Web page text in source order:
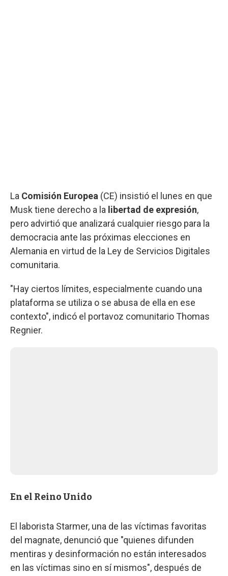
La Comisión Europea (CE) insistió el lunes en que
Musk tiene derecho a la libertad de expresión,
pero advirtió que analizará cualquier riesgo para la
democracia ante las próximas elecciones en
Alemania en virtud de la Ley de Servicios Digitales
comunitaria.
"Hay ciertos límites, especialmente cuando una
plataforma se utiliza o se abusa de ella en ese
contexto", indicó el portavoz comunitario Thomas
Regnier.
En el Reino Unido
El laborista Starmer, una de las víctimas favoritas
del magnate, denunció que "quienes difunden
mentiras y desinformación no están interesados
en las víctimas sino en sí mismos", después de